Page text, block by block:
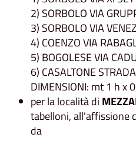
2) SORBOLO VIA
3) SORBOLO VIA
4) COENZO VIA
5) BOGOLESE VIA
6) CASALTONE
DIMENSIONI: mt 1 h x
per la località di
tabelloni, all'affissione
da